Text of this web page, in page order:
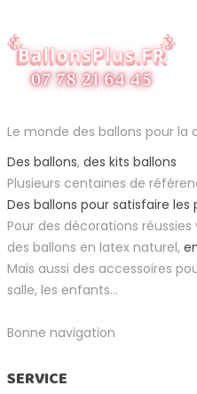
Le monde des ballons pour la
Des ballons, des kits ballons
Plusieurs centaines de
Des ballons pour satisfaire les
Pour des décorations réussies
des ballons en latex naturel,
Mais aussi des accessoires
salle, les enfants...
Bonne navigation
SERVICE